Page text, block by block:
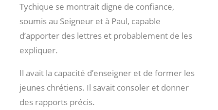
Tychique se montrait digne de confiance,
soumis au Seigneur et à Paul, capable
d’apporter des lettres et probablement de les
expliquer.
Il avait la capacité d’enseigner et de former les
jeunes chrétiens. Il savait consoler et donner
des rapports précis.